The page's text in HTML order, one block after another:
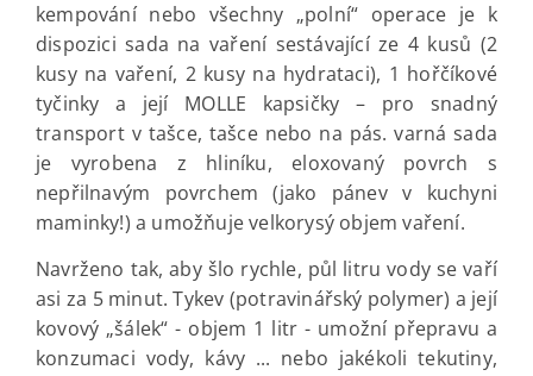
kempování nebo všechny „polní“ operace je k
dispozici sada na vaření sestávající ze 4 kusů (2
kusy na vaření, 2 kusy na hydrataci), 1 hořčíkové
tyčinky a její MOLLE kapsičky – pro snadný
transport v tašce, tašce nebo na pás. varná sada
je vyrobena z hliníku, eloxovaný povrch s
nepřilnavým povrchem (jako pánev v kuchyni
maminky!) a umožňuje velkorysý objem vaření.
Navrženo tak, aby šlo rychle, půl litru vody se vaří
asi za 5 minut. Tykev (potravinářský polymer) a její
kovový „šálek“ - objem 1 litr - umožní přepravu a
konzumaci vody, kávy ... nebo jakékoli tekutiny,